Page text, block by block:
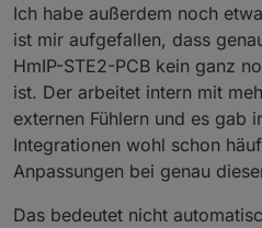
Ich habe außerdem noch
ist mir aufgefallen, dass
HmIP-STE2-PCB kein ganz
ist. Der arbeitet intern mit
externen Fühlern und es gab
Integrationen wohl schon
Anpassungen bei genau
Das bedeutet nicht